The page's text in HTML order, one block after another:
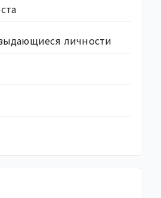
личности